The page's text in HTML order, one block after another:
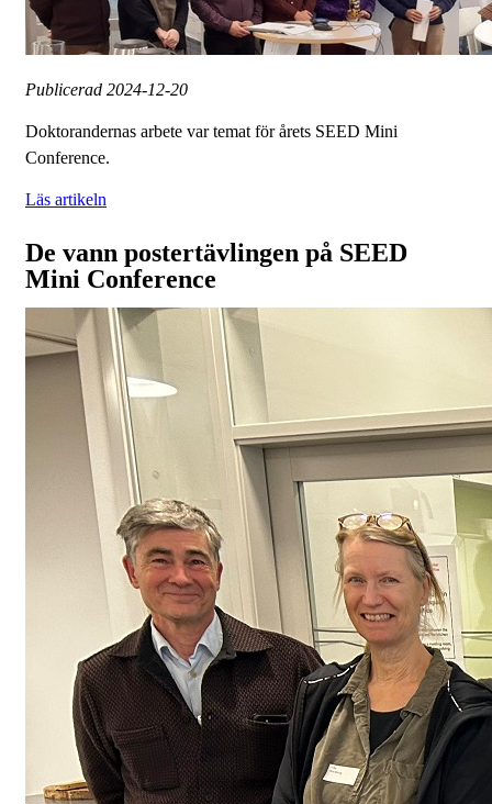
Publicerad 2024-12-20
Doktorandernas arbete var temat för årets SEED Mini
Conference.
Läs artikeln
De vann postertävlingen på SEED
Mini Conference